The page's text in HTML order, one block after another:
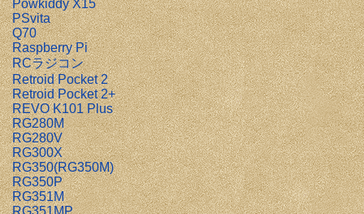
Powkiddy X15
PSvita
Q70
Raspberry Pi
RCラジコン
Retroid Pocket 2
Retroid Pocket 2+
REVO K101 Plus
RG280M
RG280V
RG300X
RG350(RG350M)
RG350P
RG351M
RG351MP